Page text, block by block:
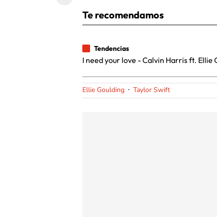
Te recomendamos
Tendencias
I need your love - Calvin Harris ft. Ellie
Ellie Goulding Taylor Swift